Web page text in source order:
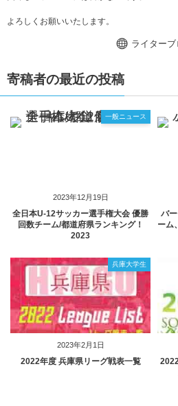
よろしくお願いいたします。
ライターブ
寄稿者の最近の投稿
2023年12月19日
一般ニュース
全日本U-12サッカー選手権大会 優勝
回数チーム/都道府県ランキング！
2023
バ
ーム
2023年2月1日
兵庫大学生
2022年度 兵庫県リーグ戦表一覧